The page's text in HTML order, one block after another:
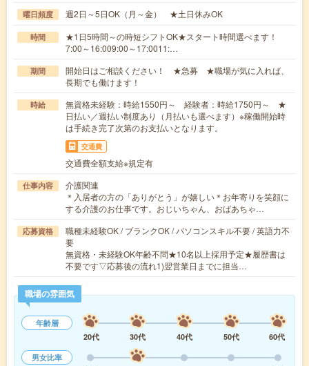
曜日頻度 週2日～5日OK（月～金） ★土日休みOK
時間
★1日5時間～の時短シフトOK★スタート時間選べます！
7:00～16:009:00～17:0011:…
期間
開始日はご相談ください！ ★急募 ★職場が気に入れば、
長期でも働けます！
時給
無資格未経験：時給1550円～ 経験者：時給1750円～ ★
日払い／週払い制度あり（月払いも選べます）※稼働開始時
は手続き完了次第のお支払いとなります。
交通費
交通費全額支給※規定有
仕事内容
介護関連
＊入居者の方の「ありがとう」が嬉しい＊お年寄りを笑顔に
する介護のお仕事です。おじいちゃん、おばあちゃ…
応募資格
職種未経験OK / ブランクOK / パソコンスキル不要 / 英語力不
要
無資格・未経験OK年齢不問★10名以上採用予定★履歴書は
不要です▽応募後の流れ1)翌営業日までに担当…
職場の雰囲気
年齢層
20代
30代 40代 50代
60代
男女比率